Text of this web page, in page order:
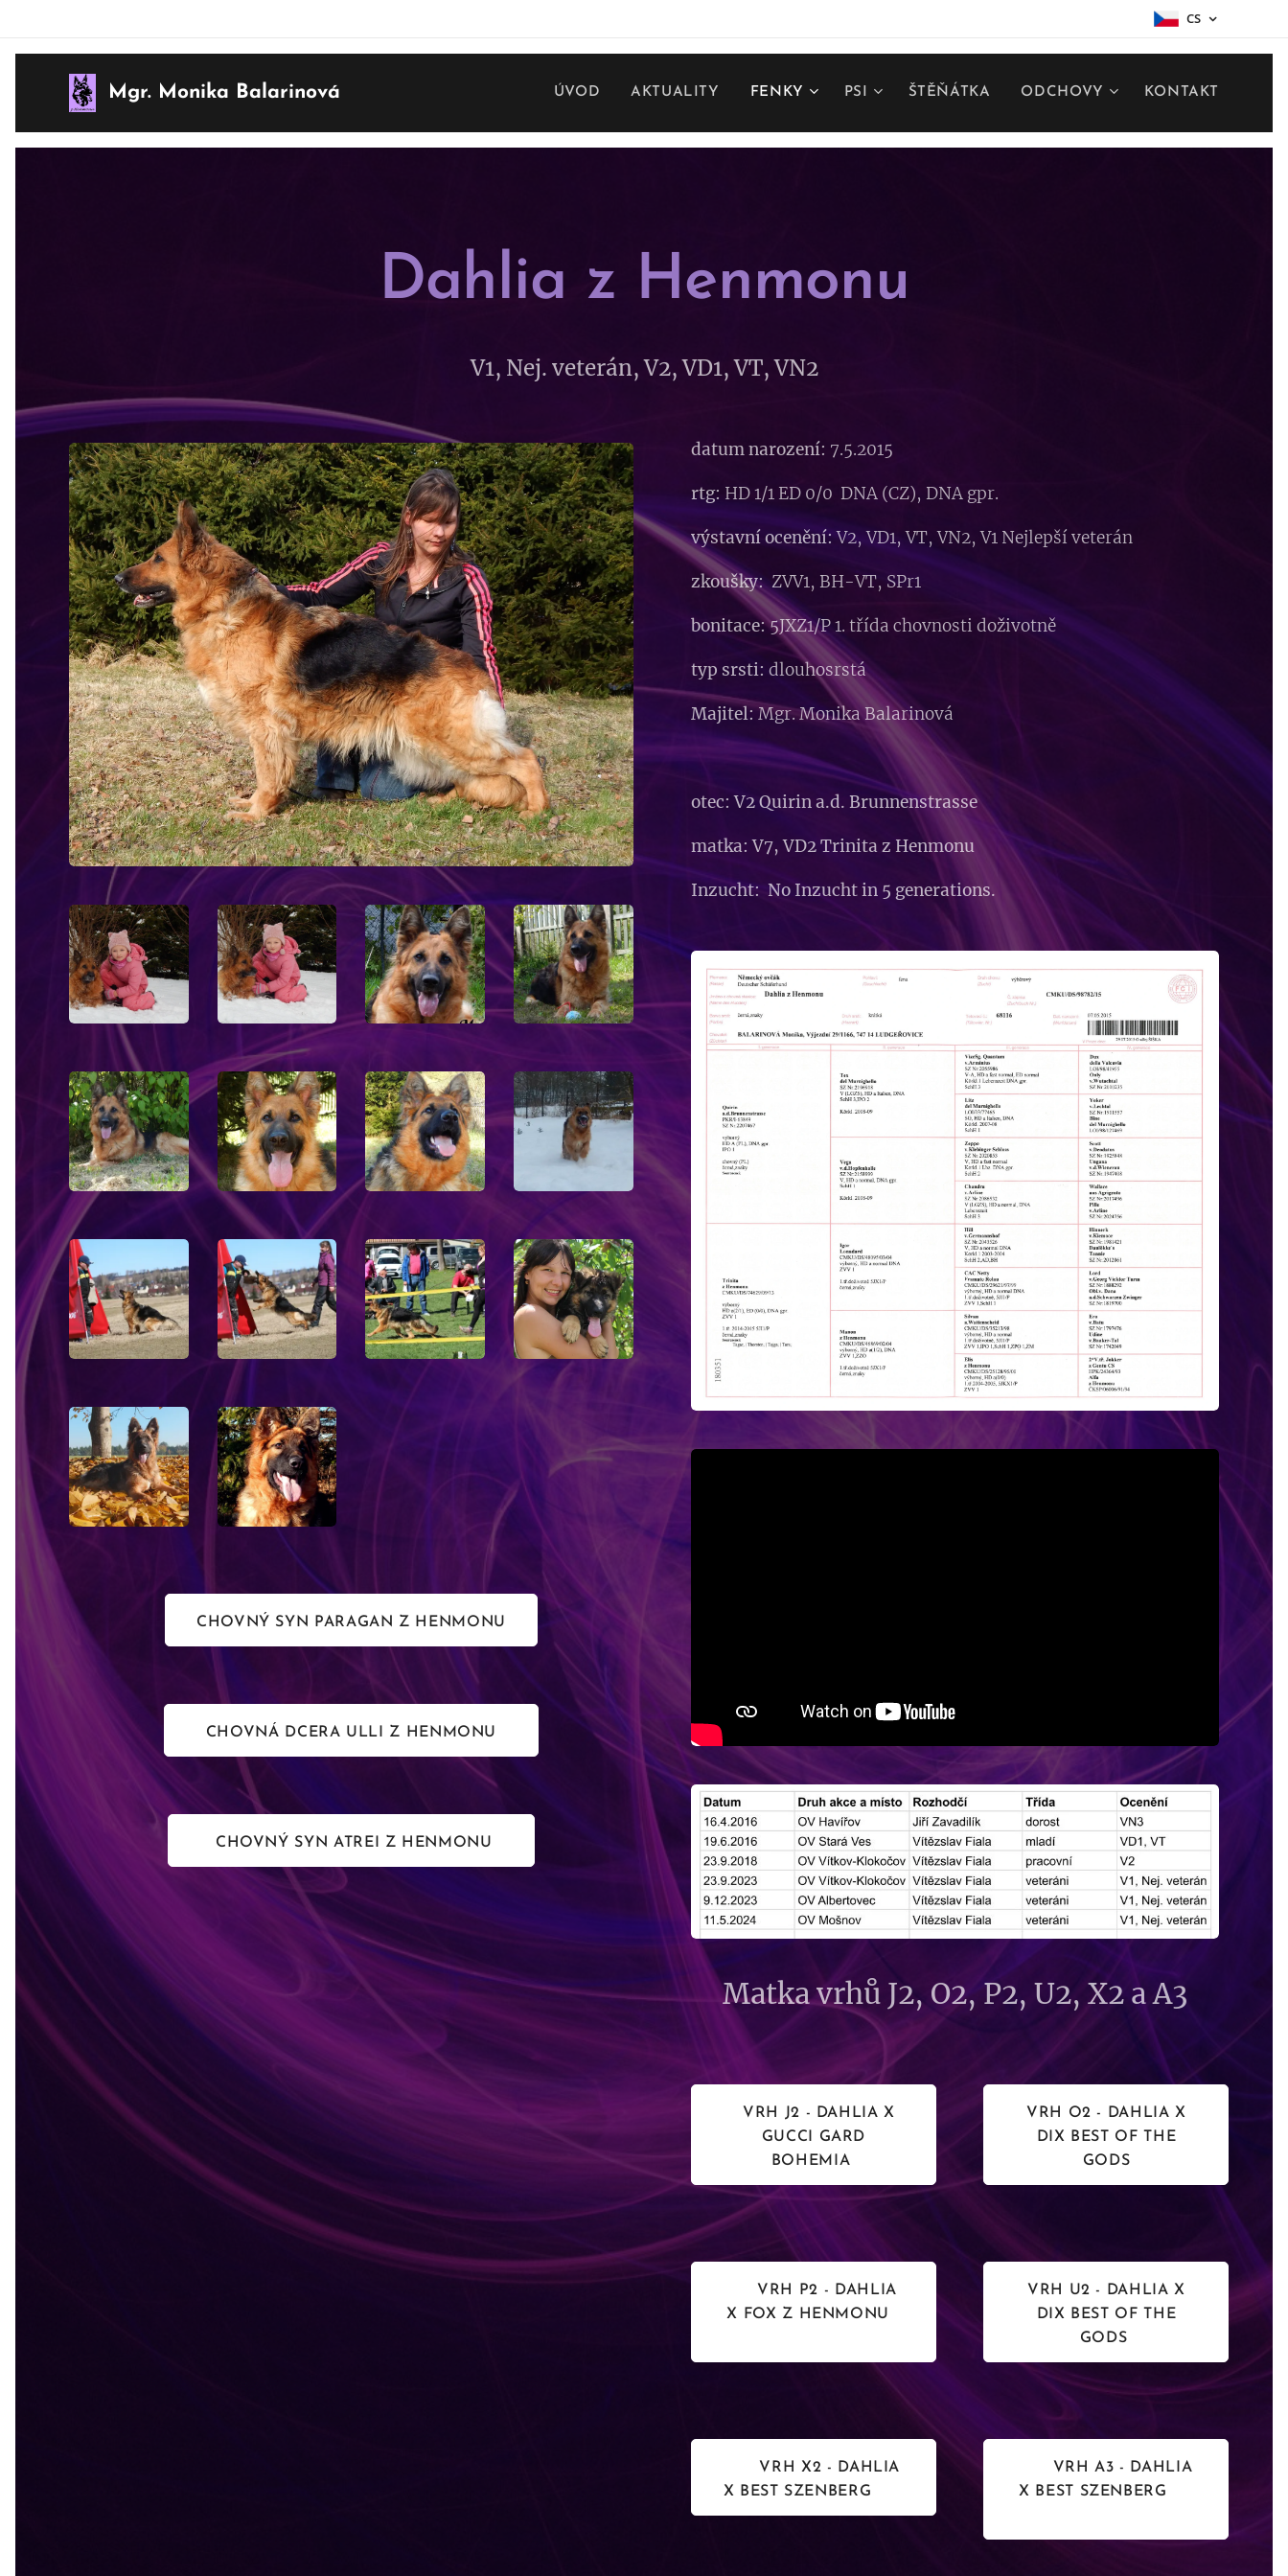
CS
Mgr. Monika Balarinová ÚVOD AKTUALITY FENKY PSI ŠTĚŇÁTKA ODCHOVY KONTAKT
Dahlia z Henmonu
V1, Nej. veterán, V2, VD1, VT, VN2
CHOVNÝ SYN PARAGAN Z HENMONU
CHOVNÁ DCERA ULLI Z HENMONU
CHOVNÝ SYN ATREI Z HENMONU
datum narození: 7.5.2015
rtg: HD 1/1 ED 0/0 DNA (CZ), DNA gpr.
výstavní ocenění:V2, VD1, VT, VN2, V1 Nejlepší veterán
zkoušky:ZVV1, BH-VT, SPr1
bonitace:5JXZ1/P 1. třída chovnosti doživotně
typ srsti: dlouhosrstá
Majitel:Mgr. Monika Balarinová
otec: V2 Quirin a.d. Brunnenstrasse
matka: V7, VD2 Trinita z Henmonu
Inzucht: No Inzucht in 5 generations.
Matka vrhů J2, O2, P2, U2, X2 a A3
VRH J2 - DAHLIA X
GUCCI GARD
BOHEMIA
VRH O2 - DAHLIA X
DIX BEST OF THE
GODS
VRH P2 - DAHLIA
X FOX Z HENMONU
VRH U2 - DAHLIA X
DIX BEST OF THE
GODS
VRH X2 - DAHLIA
X BEST SZENBERG
VRH A3 - DAHLIA
X BEST SZENBERG